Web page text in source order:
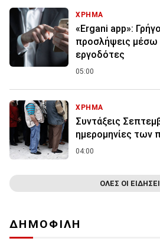
ΧΡΗΜΑ
«Ergani app»:
προσλήψεις μέσω
εργοδότες
05:00
ΧΡΗΜΑ
Συντάξεις
ημερομηνίες των
04:00
ΟΛΕΣ ΟΙ
ΔΗΜΟΦΙΛΗ